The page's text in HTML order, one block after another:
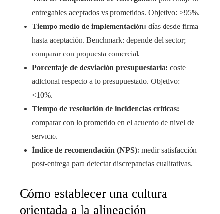
entregables aceptados vs prometidos. Objetivo: ≥95%.
Tiempo medio de implementación: días desde firma
hasta aceptación. Benchmark: depende del sector;
comparar con propuesta comercial.
Porcentaje de desviación presupuestaria: coste
adicional respecto a lo presupuestado. Objetivo:
<10%.
Tiempo de resolución de incidencias críticas:
comparar con lo prometido en el acuerdo de nivel de
servicio.
Índice de recomendación (NPS): medir satisfacción
post-entrega para detectar discrepancias cualitativas.
Cómo establecer una cultura
orientada a la alineación